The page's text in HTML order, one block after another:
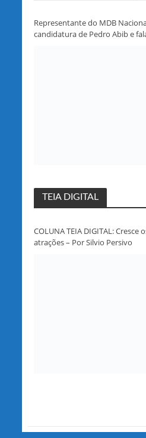
Representante do MDB
candidatura de Pedro Abib e
TEIA DIGITAL
COLUNA TEIA DIGITAL:
atrações – Por Silvio Persivo